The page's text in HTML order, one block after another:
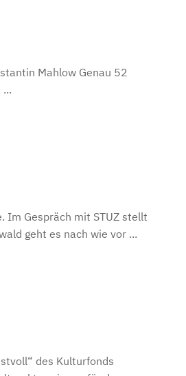
Mahlow Genau 52
Im Gespräch mit STUZ stellt
geht es nach wie vor ...
des Kulturfonds